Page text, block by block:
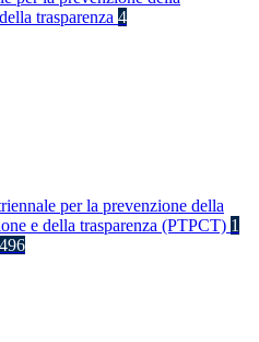
trasparenza 4
per la prevenzione della
e della trasparenza (PTPCT) 1
496